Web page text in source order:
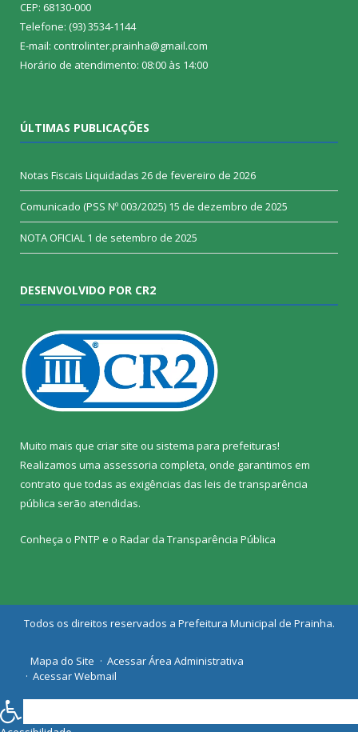
CEP: 68130-000
Telefone: (93) 3534-1144
E-mail: controlinter.prainha@gmail.com
Horário de atendimento: 08:00 às 14:00
ÚLTIMAS PUBLICAÇÕES
Notas Fiscais Liquidadas 26 de fevereiro de 2026
Comunicado (PSS Nº 003/2025) 15 de dezembro de 2025
NOTA OFICIAL 1 de setembro de 2025
DESENVOLVIDO POR CR2
Muito mais que criar site ou sistema para prefeituras!
Realizamos uma assessoria completa, onde garantimos em
contrato que todas as exigências das leis de transparência
pública serão atendidas.
Conheça o PNTP e o Radar da Transparência Pública
Todos os direitos reservados a Prefeitura Municipal de Prainha.
Mapa do Site
Acessar Área Administrativa
Acessar Webmail